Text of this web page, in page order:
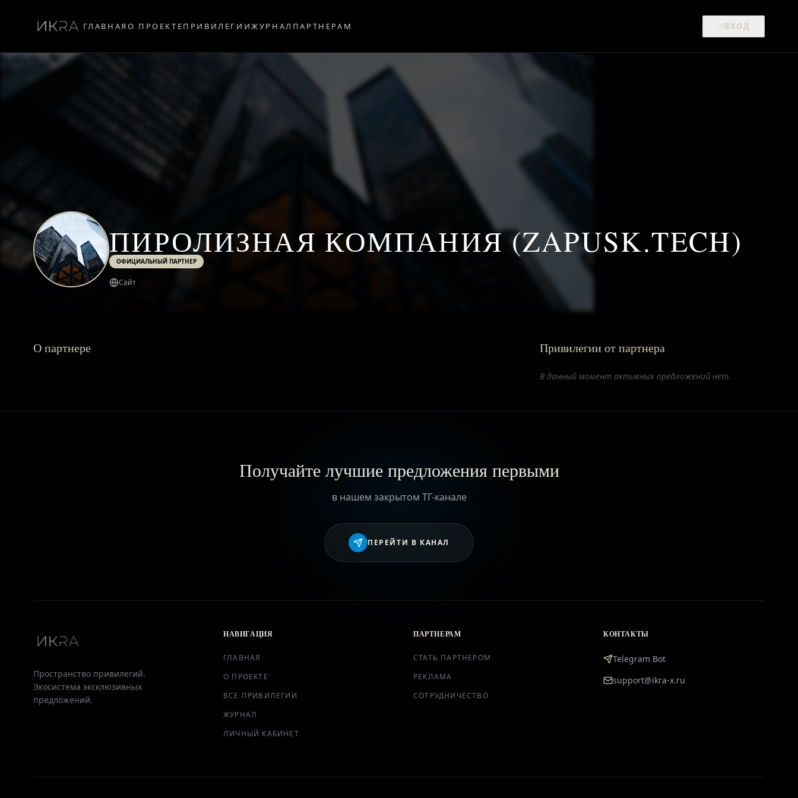
ГЛАВНАЯ О ПРОЕКТЕПРИВИЛЕГИИЖУРНАЛ ПАРТНЕРАМ ВХОД
ПАРТНЕРАМ
ВХОД
ПИРОЛИЗНАЯ КОМПАНИЯ (ZAPUSK.TECH)
ОФИЦИАЛЬНЫЙ ПАРТНЕР
Сайт
О партнере Привилегии от партнера
В данный момент активных предложений нет.
Получайте лучшие предложения первыми
в нашем закрытом ТГ-канале
ПЕРЕЙТИ В КАНАЛ
Пространство привилегий.
Экосистема эксклюзивных
предложений.
НАВИГАЦИЯ
ГЛАВНАЯ
О ПРОЕКТЕ
ВСЕ ПРИВИЛЕГИИ
ЖУРНАЛ
ЛИЧНЫЙ КАБИНЕТ
ПАРТНЕРАМ
СТАТЬ ПАРТНЕРОМ
РЕКЛАМА
СОТРУДНИЧЕСТВО
КОНТАКТЫ
Telegram Bot
support@ikra-x.ru